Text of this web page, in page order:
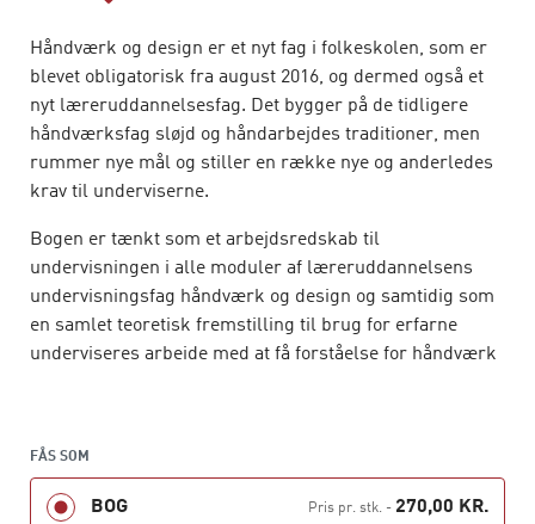
Håndværk og design er et nyt fag i folkeskolen, som er
blevet obligatorisk fra august 2016, og dermed også et
nyt læreruddannelsesfag. Det bygger på de tidligere
håndværksfag sløjd og håndarbejdes traditioner, men
rummer nye mål og stiller en række nye og anderledes
krav til underviserne.
Bogen er tænkt som et arbejdsredskab til
undervisningen i alle moduler af læreruddannelsens
undervisningsfag håndværk og design og samtidig som
en samlet teoretisk fremstilling til brug for erfarne
underviseres arbejde med at få forståelse for håndværk
behandler bogens kapitler det nye fags områder og
relaterer dem til det aktuelle lovgrundlag. Bogen
rummer kapitler om bl.a. mål og evaluering –
FÅS SOM
BOG Pris pr. stk.- 270,00 KR.